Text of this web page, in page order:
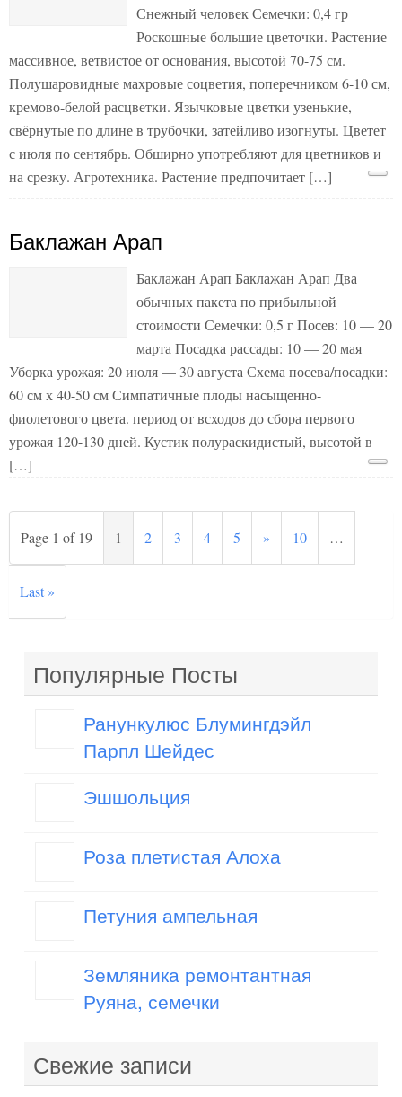
Снежный человек Семечки: 0,4 гр
Роскошные большие цветочки. Растение
массивное, ветвистое от основания, высотой 70-75 см.
Полушаровидные махровые соцветия, поперечником 6-10 см,
кремово-белой расцветки. Язычковые цветки узенькие,
свёрнутые по длине в трубочки, затейливо изогнуты. Цветет
с июля по сентябрь. Обширно употребляют для цветников и
на срезку. Агротехника. Растение предпочитает […]
Баклажан Арап
Баклажан Арап Баклажан Арап Два
обычных пакета по прибыльной
стоимости Семечки: 0,5 г Посев: 10 — 20
марта Посадка рассады: 10 — 20 мая
Уборка урожая: 20 июля — 30 августа Схема посева/посадки:
60 см х 40-50 см Симпатичные плоды насыщенно-
фиолетового цвета. период от всходов до сбора первого
урожая 120-130 дней. Кустик полураскидистый, высотой в
[…]
Page 1 of 19 1 2 3 4 5 » 10 …
Last »
Популярные Посты
Ранункулюс Блумингдэйл
Парпл Шейдес
Эшшольция
Роза плетистая Алоха
Петуния ампельная
Земляника ремонтантная
Руяна, семечки
Свежие записи